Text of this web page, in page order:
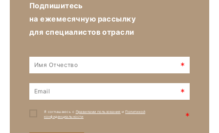
Подпишитесь
на ежемесячную рассылку
для специалистов отрасли
*
*
Я соглашаюсь с Правилами пользования иПолитикой
конфиденциальности
*